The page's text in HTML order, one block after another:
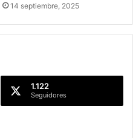
14 septiembre, 2025
1.122
Seguidores